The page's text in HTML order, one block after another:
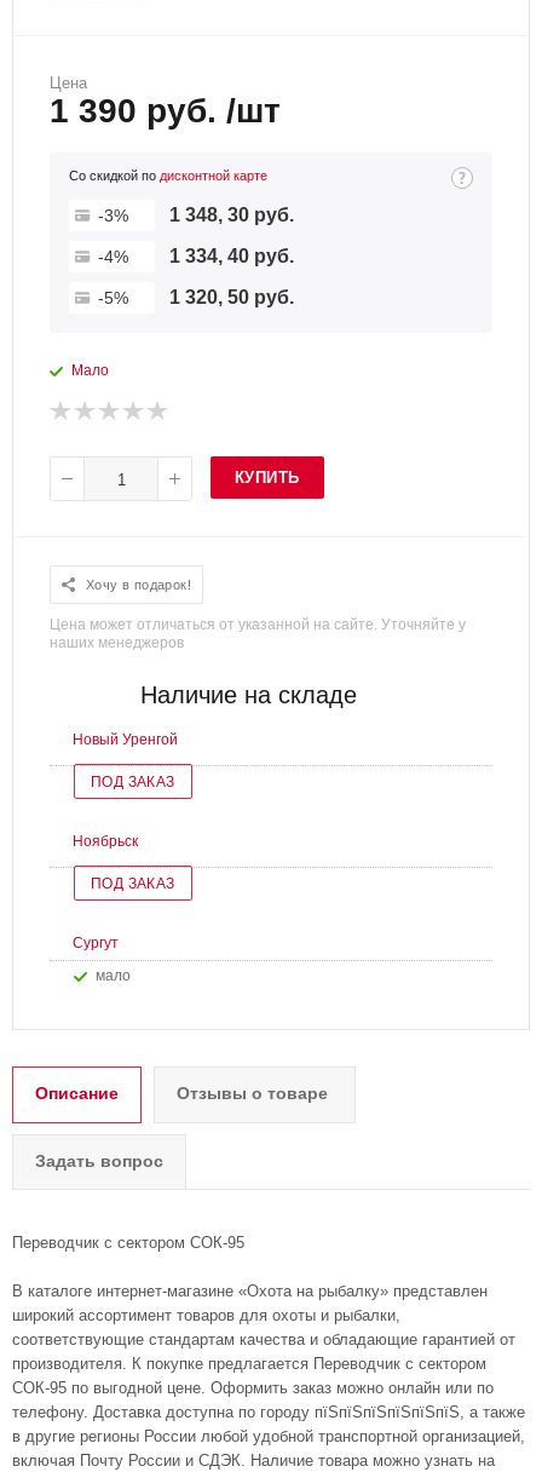
Цена
1 390 руб. /шт
Со скидкой по дисконтной карте
-3% 1 348, 30 руб.
-4% 1 334, 40 руб.
-5% 1 320, 50 руб.
Мало
КУПИТЬ
Хочу в подарок!
Цена может отличаться от указанной на сайте. Уточняйте у
наших менеджеров
Наличие на складе
Новый Уренгой
ПОД ЗАКАЗ
Ноябрьск
ПОД ЗАКАЗ
Сургут
Мало
Описание Отзывы о товаре
Задать вопрос
Переводчик с сектором СОК-95
В каталоге интернет-магазине «Охота на рыбалку» представлен
широкий ассортимент товаров для охоты и рыбалки,
соответствующие стандартам качества и обладающие гарантией от
производителя. К покупке предлагается Переводчик с сектором
СОК-95 по выгодной цене. Оформить заказ можно онлайн или по
телефону. Доставка доступна по городу пїЅпїЅпїЅпїЅпїЅпїЅ, а также
в другие регионы России любой удобной транспортной организацией,
включая Почту России и СДЭК. Наличие товара можно узнать на